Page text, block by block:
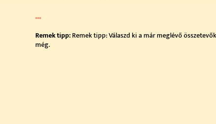
Remek tipp:Remek tipp: Válaszd ki a már meglévő
még.